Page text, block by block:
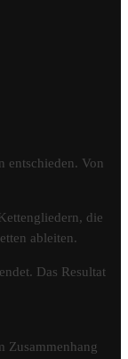
entschieden. Von
die
ableiten.
Das Resultat
Zusammenhang